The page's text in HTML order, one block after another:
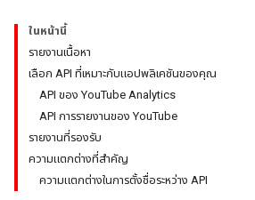
ในหน้านี้
รายงานเนื้อหา
เลือก API ที่เหมาะกับแอปพลิเคชันของคุณ
API ของ YouTube Analytics
API การรายงานของ YouTube
รายงานที่รองรับ
ความแตกต่างที่สำคัญ
ความแตกต่างในการตั้งชื่อระหว่าง API